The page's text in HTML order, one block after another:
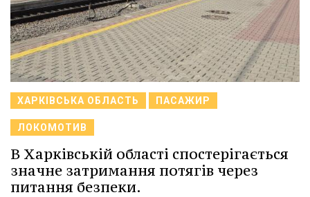
ХАРКІВСЬКА ОБЛАСТЬ ПАСАЖИР
ЛОКОМОТИВ
В Харківській області спостерігається
значне затримання потягів через
питання безпеки.